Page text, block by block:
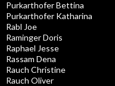
Purkarthofer Bettina
Purkarthofer Katharina
Rabl Joe
Raminger Doris
Raphael Jesse
Rassam Dena
Rauch Christine
Rauch Oliver